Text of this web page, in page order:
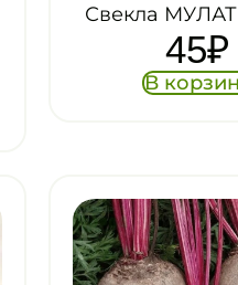
Свекла
45₽
В